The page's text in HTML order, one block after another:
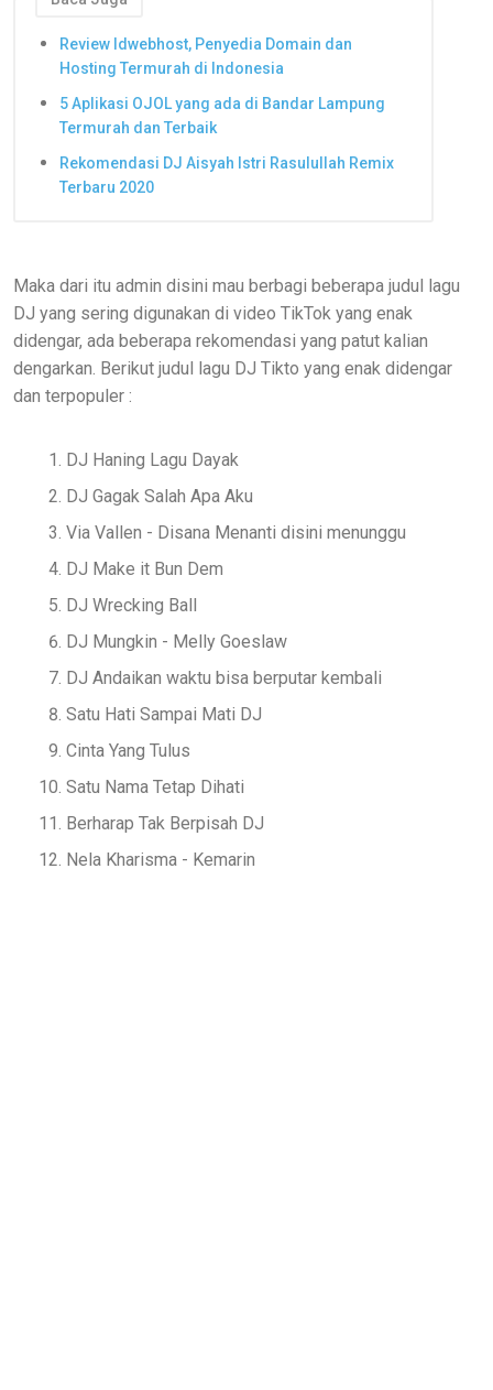
Review Idwebhost, Penyedia Domain dan
Hosting Termurah di Indonesia
5 Aplikasi OJOL yang ada di Bandar Lampung
Termurah dan Terbaik
Rekomendasi DJ Aisyah Istri Rasulullah Remix
Terbaru 2020
Maka dari itu admin disini mau berbagi beberapa judul lagu
DJ yang sering digunakan di video TikTok yang enak
didengar, ada beberapa rekomendasi yang patut kalian
dengarkan. Berikut judul lagu DJ Tikto yang enak didengar
dan terpopuler :
DJ Haning Lagu Dayak
DJ Gagak Salah Apa Aku
Via Vallen - Disana Menanti disini menunggu
DJ Make it Bun Dem
DJ Wrecking Ball
DJ Mungkin - Melly Goeslaw
DJ Andaikan waktu bisa berputar kembali
Satu Hati Sampai Mati DJ
Cinta Yang Tulus
Satu Nama Tetap Dihati
Berharap Tak Berpisah DJ
Nela Kharisma - Kemarin